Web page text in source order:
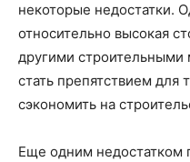
некоторые недостатки.
относительно высокая
другими
стать препятствием для
сэкономить на
Еще одним недостатком